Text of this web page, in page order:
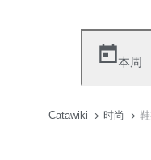
本周
Catawiki 时尚